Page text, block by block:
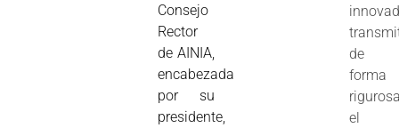
Consejo
Rector
de AINIA,
encabezada
por su
presidente,
de
forma
el